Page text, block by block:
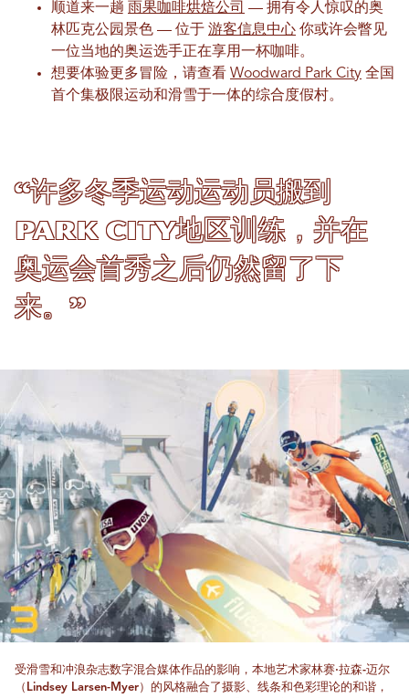
顺道来一趟 雨果咖啡烘焙公司 — 拥有令人惊叹的奥
林匹克公园景色 — 位于 游客信息中心 你或许会瞥见
一位当地的奥运选手正在享用一杯咖啡。
想要体验更多冒险，请查看 Woodward Park City 全国
首个集极限运动和滑雪于一体的综合度假村。
“许多冬季运动运动员搬到
Park City地区训练，并在
奥运会首秀之后仍然留了下
来。”
受滑雪和冲浪杂志数字混合媒体作品的影响，本地艺术家林赛·拉森-迈尔
（Lindsey Larsen-Myer）的风格融合了摄影、线条和色彩理论的和谐，